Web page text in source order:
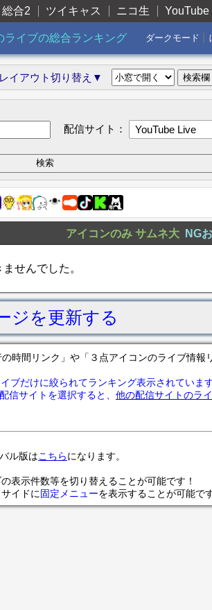
総合2 ツイキャス ニコ生 YouTube
ライブの総合ランキング ダークモード
イアウト切り替え▼
配信サイト：
YouTube Live
アイコンのみ サムネ大 NG
せんでした。
ジを更新する
時間リンク」や「３点アイコンのライブ情報
ブだけに絞られてランキング表示されています
信サイトを選択すると、 他の配信サイトのラ
ル版はこちらになります。
表示件数等を切り替えることが可能です！
イドに固定メニューを表示することが可能です